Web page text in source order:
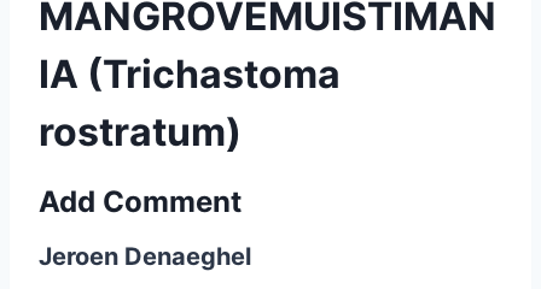
MANGROVEMUISTIMAN
IA (Trichastoma
rostratum)
Add Comment
Jeroen Denaeghel